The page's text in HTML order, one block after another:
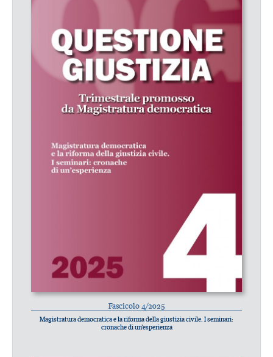
Fascicolo 4/2025
Magistratura democratica e la riforma della giustizia civile. I seminari:
cronache di un’esperienza